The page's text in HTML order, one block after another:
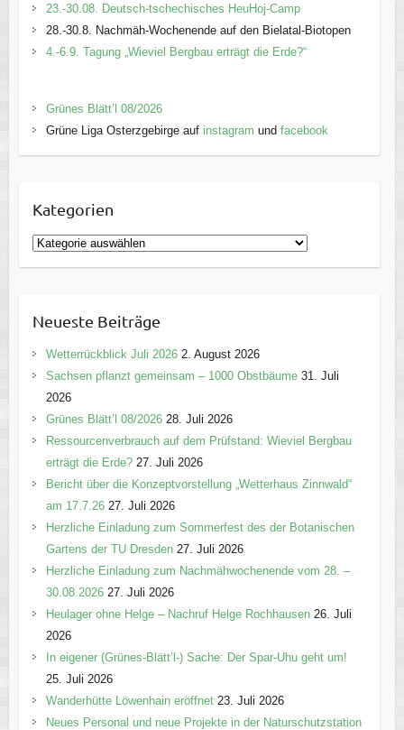
23.-30.08. Deutsch-tschechisches HeuHoj-Camp
28.-30.8. Nachmäh-Wochenende auf den Bielatal-Biotopen
4.-6.9. Tagung „Wieviel Bergbau erträgt die Erde?“
Grünes Blätt’l 08/2026
Grüne Liga Osterzgebirge auf instagram und facebook
Kategorien
K
a
g
o
r
e
n
Neueste Beiträge
Wetterrückblick Juli 2026 2. August 2026
Sachsen pflanzt gemeinsam – 1000 Obstbäume 31. Juli
2026
Grünes Blätt’l 08/2026 28. Juli 2026
Ressourcenverbrauch auf dem Prüfstand: Wieviel Bergbau
erträgt die Erde? 27. Juli 2026
Bericht über die Konzeptvorstellung „Wetterhaus Zinnwald“
am 17.7.26 27. Juli 2026
Herzliche Einladung zum Sommerfest des der Botanischen
Gartens der TU Dresden 27. Juli 2026
Herzliche Einladung zum Nachmähwochenende vom 28. –
30.08.2026 27. Juli 2026
Heulager ohne Helge – Nachruf Helge Rochhausen 26. Juli
2026
In eigener (Grünes-Blätt’l-) Sache: Der Spar-Uhu geht um!
25. Juli 2026
Wanderhütte Löwenhain eröffnet 23. Juli 2026
Neues Personal und neue Projekte in der Naturschutzstation